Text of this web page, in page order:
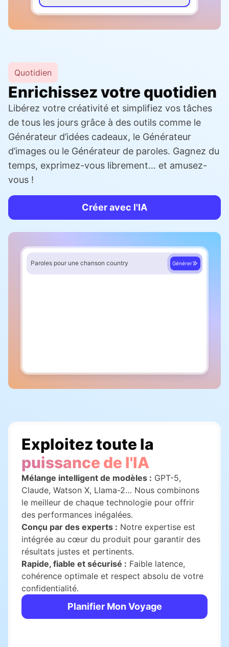
Quotidien
Enrichissez votre quotidien
Libérez votre créativité et simplifiez vos tâches
de tous les jours grâce à des outils comme le
Générateur d’idées cadeaux, le Générateur
d’images ou le Générateur de paroles. Gagnez du
temps, exprimez-vous librement… et amusez-
vous !
Créer avec l'IA
Paroles pour une chanson country Générer
Exploitez toute la
puissance de l'IA
Mélange intelligent de modèles : GPT-5,
Claude, Watson X, Llama-2… Nous combinons
le meilleur de chaque technologie pour offrir
des performances inégalées.
Conçu par des experts : Notre expertise est
intégrée au cœur du produit pour garantir des
résultats justes et pertinents.
Rapide, fiable et sécurisé : Faible latence,
cohérence optimale et respect absolu de votre
confidentialité.
Planifier Mon Voyage